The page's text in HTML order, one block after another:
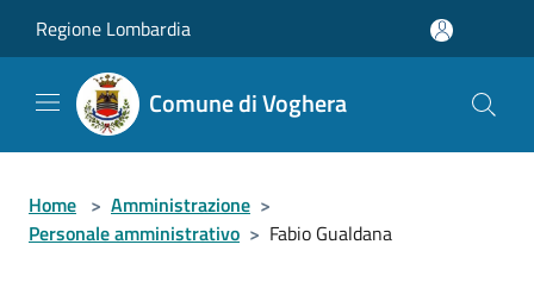
Regione Lombardia
Comune di Voghera
Home > Amministrazione >
Personale amministrativo > Fabio Gualdana